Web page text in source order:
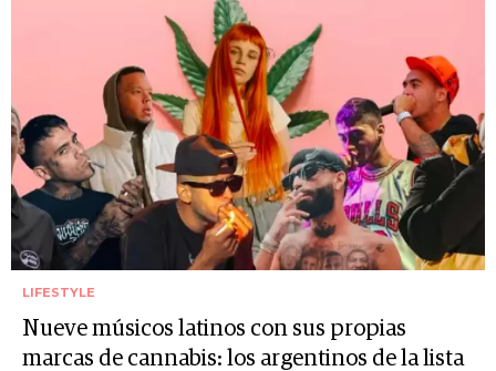
LIFESTYLE
Nueve músicos latinos con sus propias
marcas de cannabis: los argentinos de la lista